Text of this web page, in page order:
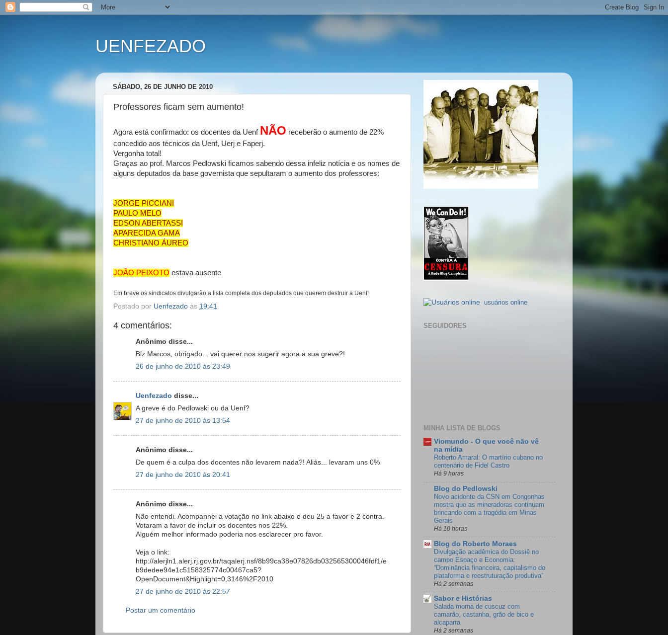
UENFEZADO
SÁBADO, 26 DE JUNHO DE 2010
Professores ficam sem aumento!
Agora está confirmado: os docentes da Uenf NÃO receberão o aumento de 22%
concedido aos técnicos da Uenf, Uerj e Faperj.
Vergonha total!
Graças ao prof. Marcos Pedlowski ficamos sabendo dessa infeliz notícia e os nomes de
alguns deputados da base governista que sepultaram o aumento dos professores:
JORGE PICCIANI
PAULO MELO
EDSON ABERTASSI
APARECIDA GAMA
CHRISTIANO ÁUREO
JOÃO PEIXOTO estava ausente
Em breve os sindicatos divulgarão a lista completa dos deputados que querem destruir a Uenf!
Postado por Uenfezado às 19:41
4 comentários:
Anônimo disse...
Blz Marcos, obrigado... vai querer nos sugerir agora a sua greve?!
26 de junho de 2010 às 23:49
Uenfezado disse...
A greve é do Pedlowski ou da Uenf?
27 de junho de 2010 às 13:54
Anônimo disse...
De quem é a culpa dos docentes não levarem nada?! Aliás... levaram uns 0%
27 de junho de 2010 às 20:41
Anônimo disse...
Não entendi. Acompanhei a votação no link abaixo e deu 25 a favor e 2 contra.
Votaram a favor de incluir os docentes nos 22%.
Alguém melhor informado poderia nos esclarecer pro favor.
Veja o link:
http://alerjln1.alerj.rj.gov.br/taqalerj.nsf/8b99ca38e07826db032565300046fdf1/e
b9dedee94e1c5158325774c00467ca5?
OpenDocument&Highlight=0,3146%2F2010
27 de junho de 2010 às 22:57
Postar um comentário
usuários online
SEGUIDORES
MINHA LISTA DE BLOGS
Viomundo - O que você não vê
na mídia
Roberto Amaral: O martírio cubano no
centenário de Fidel Castro
Há 9 horas
Blog do Pedlowski
Novo acidente da CSN em Congonhas
mostra que as mineradoras continuam
brincando com a tragédia em Minas
Gerais
Há 10 horas
Blog do Roberto Moraes
Divulgação acadêmica do Dossiê no
campo Espaço e Economia:
“Dominância financeira, capitalismo de
plataforma e reestruturação produtiva”
Há 2 semanas
Sabor e Histórias
Salada morna de cuscuz com
camarão, castanha, grão de bico e
alcaparra
Há 2 semanas